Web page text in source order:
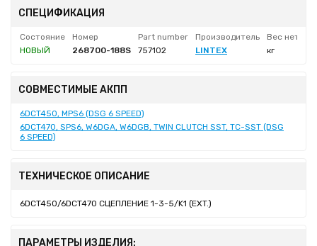
СПЕЦИФИКАЦИЯ
Состояние Номер Part number Производитель
Вес нетто
НОВЫЙ
268700-188S 757102 LINTEX кг
СОВМЕСТИМЫЕ АКПП
6DCT450, MPS6 (DSG 6 SPEED)
6DCT470, SPS6, W6DGA, W6DGB, TWIN CLUTCH SST, TC-SST (DSG
6 SPEED)
ТЕХНИЧЕСКОЕ ОПИСАНИЕ
6DCT450/6DCT470 СЦЕПЛЕНИЕ 1-3-5/K1 (EXT.)
ПАРАМЕТРЫ ИЗДЕЛИЯ: